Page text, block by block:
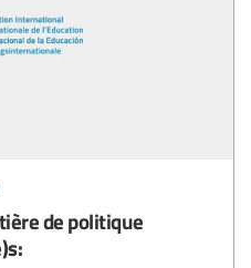
de politique